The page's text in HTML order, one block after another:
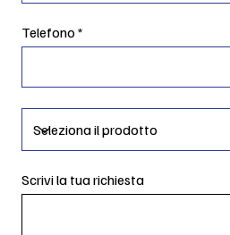
Telefono
Scrivi la tua richiesta